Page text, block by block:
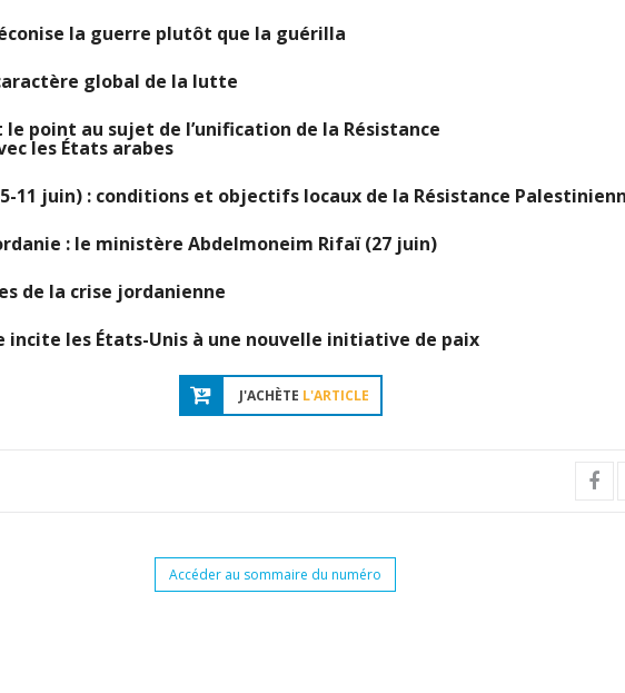
la guerre plutôt que la guérilla
global de la lutte
point au sujet de l’unification de la Résistance
les États arabes
11 juin) : conditions et objectifs locaux de la Résistance
: le ministère Abdelmoneim Rifaï (27 juin)
de la crise jordanienne
incite les États-Unis à une nouvelle initiative de paix
J'ACHÈTE L'ARTICLE
Accéder au sommaire du numéro